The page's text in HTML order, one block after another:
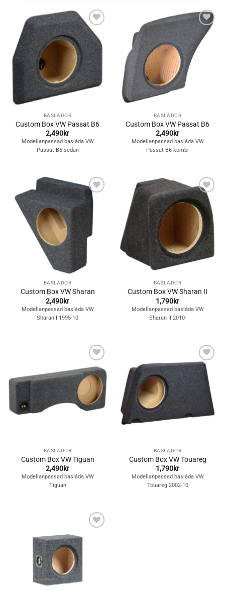
Lägg till i
önskelistan
BASLÅDOR
Custom Box VW Passat B6
2,490kr
Modellanpassad baslåda VW
Passat B6 sedan
önskelistan
BASLÅDOR
Custom Box VW Passat B6
2,490kr
Modellanpassad baslåda VW
Passat B6 kombi
Lägg till i
önskelistan
BASLÅDOR
Custom Box VW Sharan
2,490kr
Modellanpassad baslåda VW
Sharan I 1995-10
Lägg till i
önskelistan
BASLÅDOR
Custom Box VW Sharan II
1,790kr
Modellanpassad baslåda VW
Sharan II 2010-
Lägg till i
önskelistan
BASLÅDOR
Custom Box VW Tiguan
2,490kr
Modellanpassad baslåda VW
Tiguan
önskelistan
BASLÅDOR
Custom Box VW Touareg
1,790kr
Modellanpassad baslåda VW
Touareg 2002-10
Lägg till i
önskelistan